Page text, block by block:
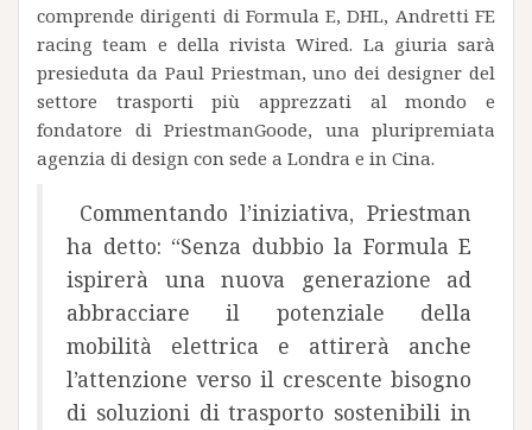
comprende dirigenti di Formula E, DHL, Andretti FE
racing team e della rivista Wired. La giuria sarà
presieduta da Paul Priestman, uno dei designer del
settore trasporti più apprezzati al mondo e
fondatore di PriestmanGoode, una pluripremiata
agenzia di design con sede a Londra e in Cina.
Commentando l’iniziativa, Priestman
ha detto: “Senza dubbio la Formula E
ispirerà una nuova generazione ad
abbracciare il potenziale della
mobilità elettrica e attirerà anche
l’attenzione verso il crescente bisogno
di soluzioni di trasporto sostenibili in